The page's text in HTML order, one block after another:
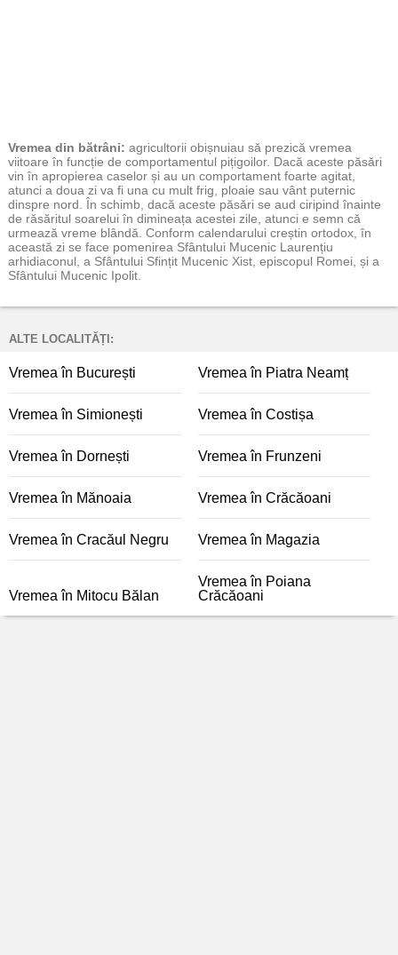
Vremea din bătrâni: agricultorii obișnuiau să prezică vremea
viitoare în funcție de comportamentul pițigoilor. Dacă aceste păsări
vin în apropierea caselor și au un comportament foarte agitat,
atunci a doua zi va fi una cu mult frig, ploaie sau vânt puternic
dinspre nord. În schimb, dacă aceste păsări se aud ciripind înainte
de răsăritul soarelui în dimineața acestei zile, atunci e semn că
urmează vreme blândă. Conform calendarului creștin ortodox, în
această zi se face pomenirea Sfântului Mucenic Laurențiu
arhidiaconul, a Sfântului Sfințit Mucenic Xist, episcopul Romei, și a
Sfântului Mucenic Ipolit.
ALTE LOCALITĂȚI:
Vremea în București Vremea în Piatra Neamț
Vremea în Simionești Vremea în Costișa
Vremea în Dornești Vremea în Frunzeni
Vremea în Mănoaia Vremea în Crăcăoani
Vremea în Cracăul Negru Vremea în Magazia
Vremea în Mitocu Bălan
Vremea în Poiana
Crăcăoani